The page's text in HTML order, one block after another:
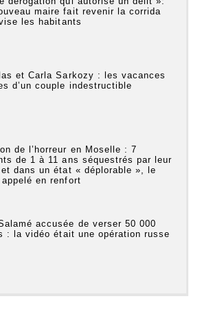
maire fait revenir la corrida
les habitants
et Carla Sarkozy : les vacances
d’un couple indestructible
de l’horreur en Moselle : 7
de 1 à 11 ans séquestrés par leur
et dans un état « déplorable », le
appelé en renfort
accusée de verser 50 000
: la vidéo était une opération russe